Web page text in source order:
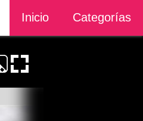
Inicio Categorías